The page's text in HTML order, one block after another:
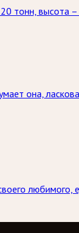
тонн, высота
она,
любимого,